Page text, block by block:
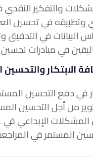
الابتكار